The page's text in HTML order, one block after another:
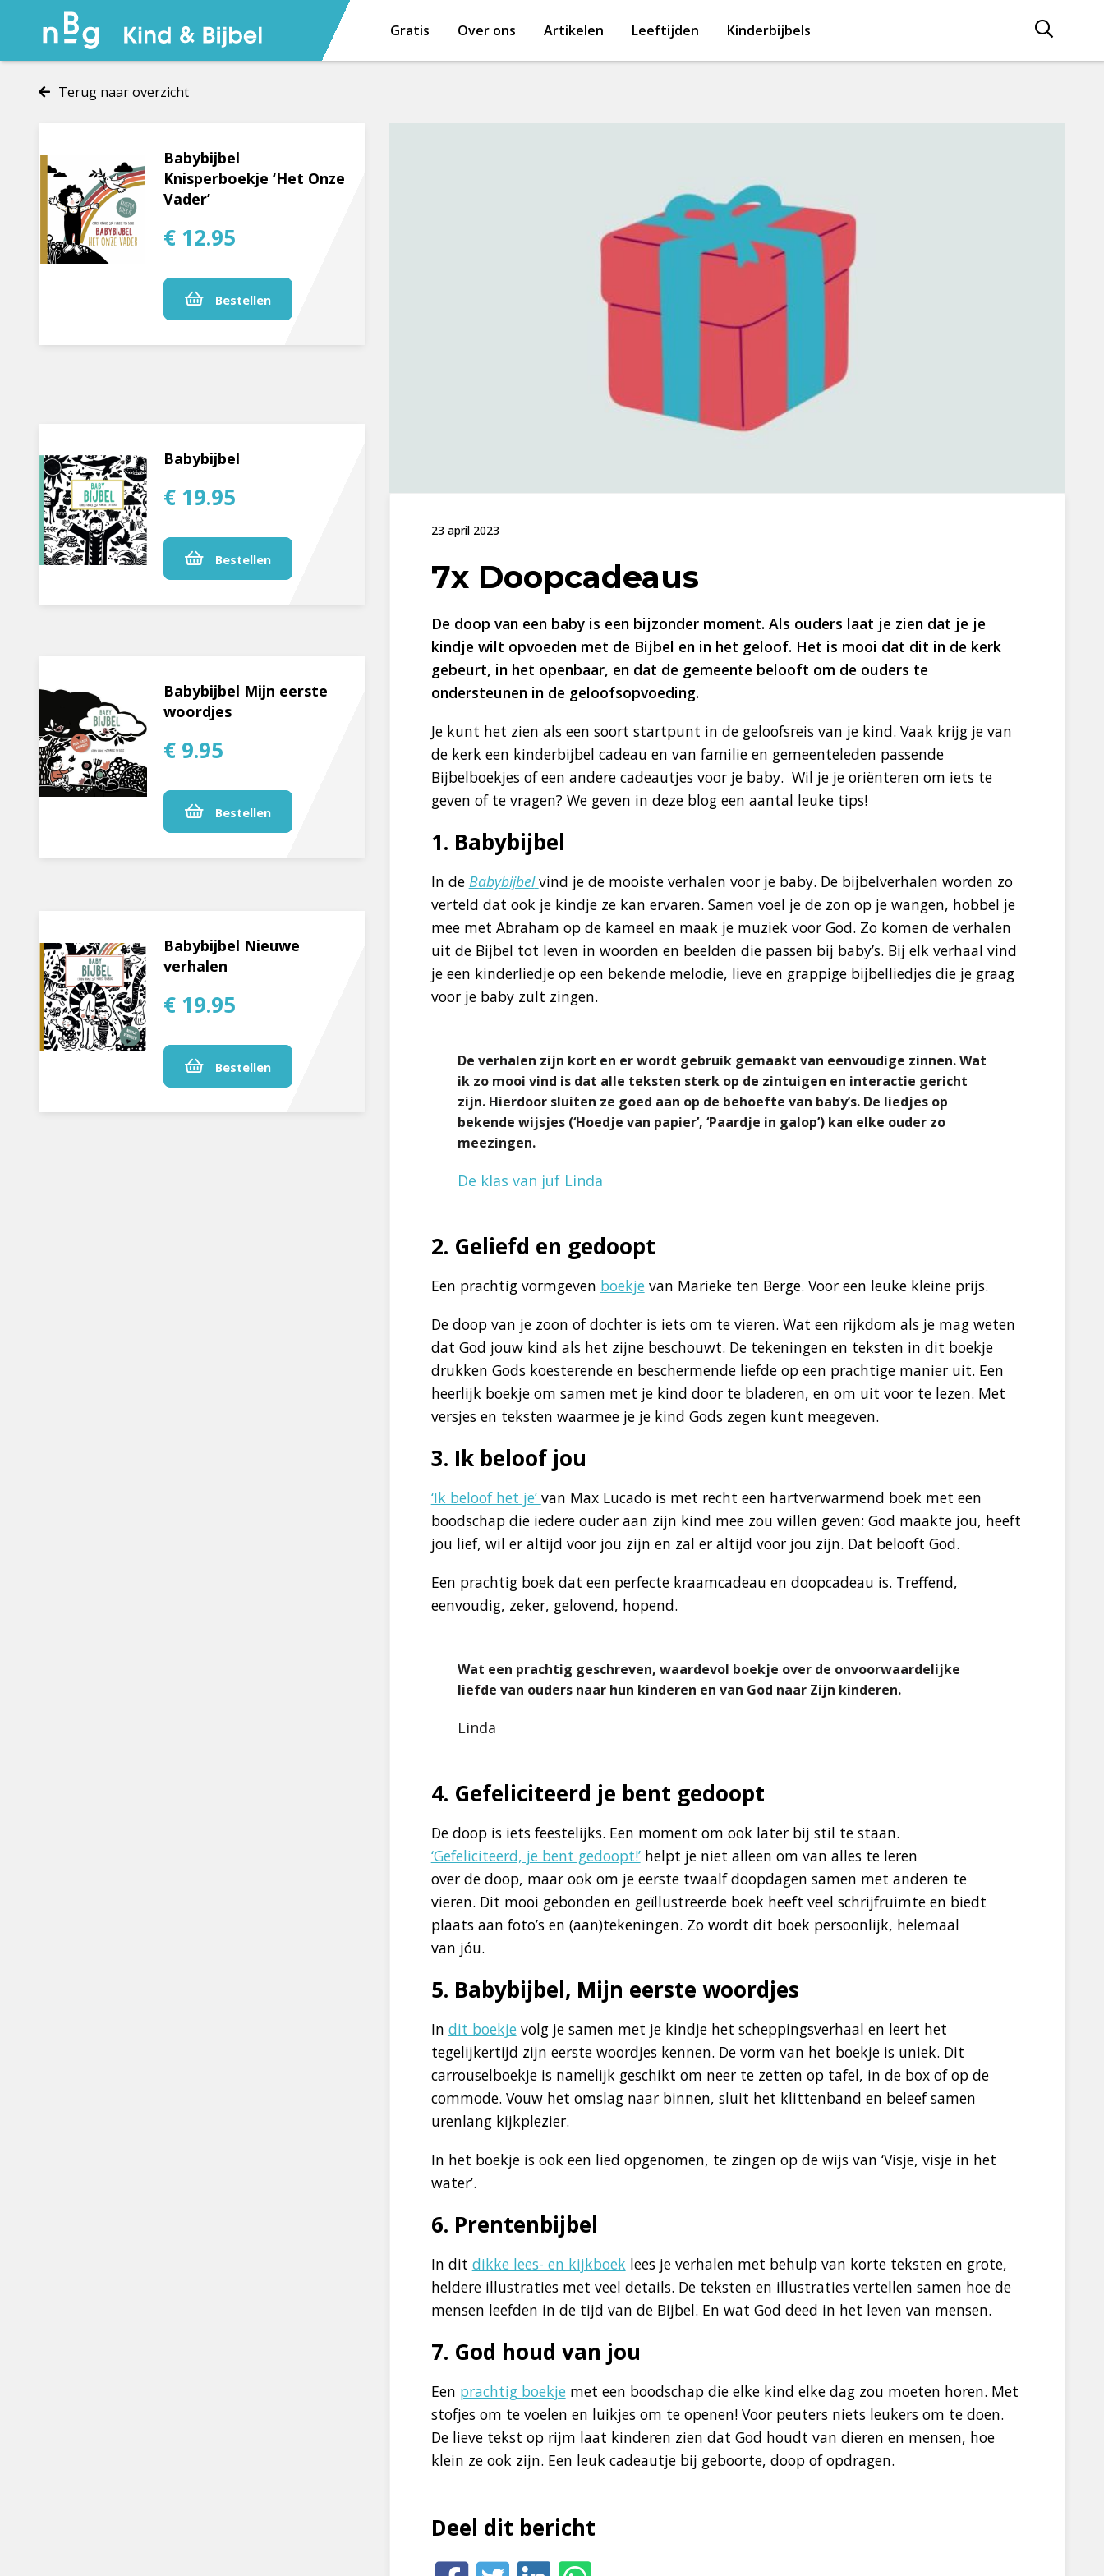
Gratis Over ons Artikelen Leeftijden Kinderbijbels
Terug naar overzicht
Babybijbel
Knisperboekje ‘Het Onze
Vader’
€ 12.95
Bestellen
Babybijbel
€ 19.95
Bestellen
Babybijbel Mijn eerste
woordjes
€ 9.95
Bestellen
Babybijbel Nieuwe
verhalen
€ 19.95
Bestellen
23 april 2023
7x Doopcadeaus
De doop van een baby is een bijzonder moment. Als ouders laat je zien dat je je
kindje wilt opvoeden met de Bijbel en in het geloof. Het is mooi dat dit in de kerk
gebeurt, in het openbaar, en dat de gemeente belooft om de ouders te
ondersteunen in de geloofsopvoeding.
Je kunt het zien als een soort startpunt in de geloofsreis van je kind. Vaak krijg je van
de kerk een kinderbijbel cadeau en van familie en gemeenteleden passende
Bijbelboekjes of een andere cadeautjes voor je baby. Wil je je oriënteren om iets te
geven of te vragen? We geven in deze blog een aantal leuke tips!
1. Babybijbel
In de Babybijbel vind je de mooiste verhalen voor je baby. De bijbelverhalen worden zo
verteld dat ook je kindje ze kan ervaren. Samen voel je de zon op je wangen, hobbel je
mee met Abraham op de kameel en maak je muziek voor God. Zo komen de verhalen
uit de Bijbel tot leven in woorden en beelden die passen bij baby’s. Bij elk verhaal vind
je een kinderliedje op een bekende melodie, lieve en grappige bijbelliedjes die je graag
voor je baby zult zingen.
De verhalen zijn kort en er wordt gebruik gemaakt van eenvoudige zinnen. Wat
ik zo mooi vind is dat alle teksten sterk op de zintuigen en interactie gericht
zijn. Hierdoor sluiten ze goed aan op de behoefte van baby’s. De liedjes op
bekende wijsjes (‘Hoedje van papier’, ‘Paardje in galop’) kan elke ouder zo
meezingen.
De klas van juf Linda
2. Geliefd en gedoopt
Een prachtig vormgeven boekjevan Marieke ten Berge. Voor een leuke kleine prijs.
De doop van je zoon of dochter is iets om te vieren. Wat een rijkdom als je mag weten
dat God jouw kind als het zijne beschouwt. De tekeningen en teksten in dit boekje
drukken Gods koesterende en beschermende liefde op een prachtige manier uit. Een
heerlijk boekje om samen met je kind door te bladeren, en om uit voor te lezen. Met
versjes en teksten waarmee je je kind Gods zegen kunt meegeven.
3. Ik beloof jou
‘Ik beloof het je’ van Max Lucado is met recht een hartverwarmend boek met een
boodschap die iedere ouder aan zijn kind mee zou willen geven: God maakte jou, heeft
jou lief, wil er altijd voor jou zijn en zal er altijd voor jou zijn. Dat belooft God.
Een prachtig boek dat een perfecte kraamcadeau en doopcadeau is. Treffend,
eenvoudig, zeker, gelovend, hopend.
Wat een prachtig geschreven, waardevol boekje over de onvoorwaardelijke
liefde van ouders naar hun kinderen en van God naar Zijn kinderen.
Linda
4. Gefeliciteerd je bent gedoopt
De doop is iets feestelijks. Een moment om ook later bij stil te staan.
‘Gefeliciteerd, je bent gedoopt!’helpt je niet alleen om van alles te leren
over de doop, maar ook om je eerste twaalf doopdagen samen met anderen te
vieren. Dit mooi gebonden en geïllustreerde boek heeft veel schrijfruimte en biedt
plaats aan foto’s en (aan)tekeningen. Zo wordt dit boek persoonlijk, helemaal
van jóu.
5. Babybijbel, Mijn eerste woordjes
In dit boekjevolg je samen met je kindje het scheppingsverhaal en leert het
tegelijkertijd zijn eerste woordjes kennen. De vorm van het boekje is uniek. Dit
carrouselboekje is namelijk geschikt om neer te zetten op tafel, in de box of op de
commode. Vouw het omslag naar binnen, sluit het klittenband en beleef samen
urenlang kijkplezier.
In het boekje is ook een lied opgenomen, te zingen op de wijs van ‘Visje, visje in het
water’.
6. Prentenbijbel
In dit dikke lees- en kijkboek lees je verhalen met behulp van korte teksten en grote,
heldere illustraties met veel details. De teksten en illustraties vertellen samen hoe de
mensen leefden in de tijd van de Bijbel. En wat God deed in het leven van mensen.
7. God houd van jou
Een prachtig boekjemet een boodschap die elke kind elke dag zou moeten horen. Met
stofjes om te voelen en luikjes om te openen! Voor peuters niets leukers om te doen.
De lieve tekst op rijm laat kinderen zien dat God houdt van dieren en mensen, hoe
klein ze ook zijn. Een leuk cadeautje bij geboorte, doop of opdragen.
Deel dit bericht